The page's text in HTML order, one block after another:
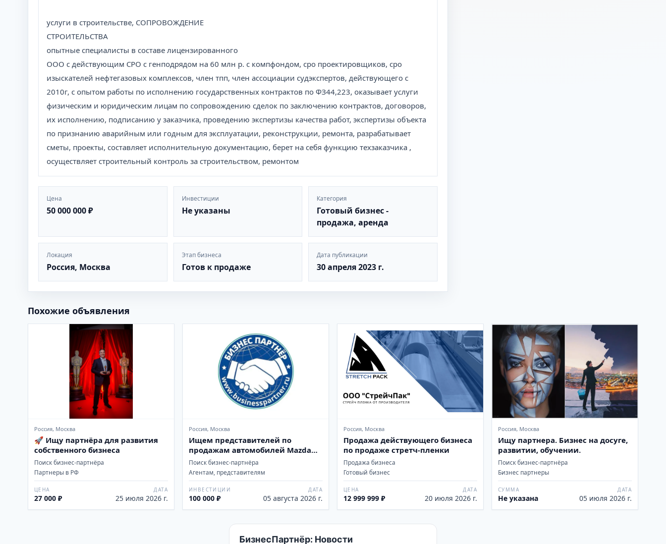
услуги в строительстве, СОПРОВОЖДЕНИЕ
СТРОИТЕЛЬСТВА
опытные специалисты в составе лицензированного
ООО с действующим СРО с генподрядом на 60 млн р. с компфондом, сро проектировщиков, сро
изыскателей нефтегазовых комплексов, член тпп, член ассоциации судэкспертов, действующего с
2010г, с опытом работы по исполнению государственных контрактов по ФЗ44,223, оказывает услуги
физическим и юридическим лицам по сопровождению сделок по заключению контрактов, договоров,
их исполнению, подписанию у заказчика, проведению экспертизы качества работ, экспертизы объекта
по признанию аварийным или годным для эксплуатации, реконструкции, ремонта, разрабатывает
сметы, проекты, составляет исполнительную документацию, берет на себя функцию техзаказчика ,
осуществляет строительный контроль за строительством, ремонтом
Цена
50 000 000 ₽
Инвестиции
Не указаны
Категория
Готовый бизнес -
продажа, аренда
Локация
Россия, Москва
Этап бизнеса
Готов к продаже
Дата публикации
30 апреля 2023 г.
Похожие объявления
Россия, Москва
🚀 Ищу партнёра для развития
собственного бизнеса
Поиск бизнес-партнёра
Партнеры в РФ
ЦЕНА
27 000 ₽
ДАТА
25 июля 2026 г.
Россия, Москва
Ищем представителей по
продажам автомобилей Mazda
CX-5
Поиск бизнес-партнёра
Агентам, представителям
ИНВЕСТИЦИИ
100 000 ₽
ДАТА
05 августа 2026 г.
Россия, Москва
Продажа действующего бизнеса
по продаже стретч-пленки
Продажа бизнеса
Готовый бизнес
ЦЕНА
12 999 999 ₽
ДАТА
20 июля 2026 г.
Россия, Москва
Ищу партнера. Бизнес на досуге,
развитии, обучении.
Поиск бизнес-партнёра
Бизнес партнеры
СУММА
Не указана
ДАТА
05 июля 2026 г.